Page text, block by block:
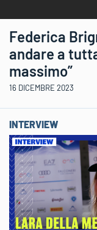
Federica
andare a
massimo”
16 DICEMBRE 2023
INTERVIEW